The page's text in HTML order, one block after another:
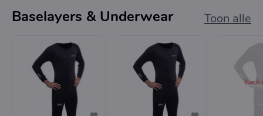
Baselayers & Underwear Toon alle
Back